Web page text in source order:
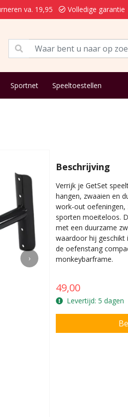
va. 19,95 Volledige garantie
Sportnet Speeltoestellen
›
Beschrijving
Verrijk je GetSet
hangen, zwaaien en
work-out oefeningen,
sporten moeiteloos.
met een duurzame
waardoor hij geschikt
de oefenstang
monkeybarframe.
49,00
Levertijd: 5 dagen